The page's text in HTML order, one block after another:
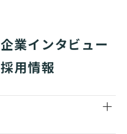
企業インタビュー
採用情報